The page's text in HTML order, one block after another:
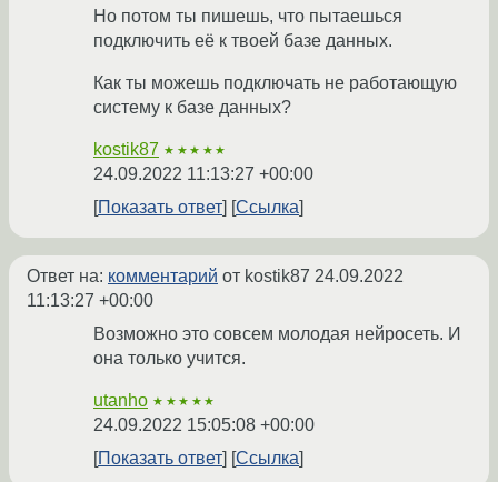
Но потом ты пишешь, что пытаешься
подключить её к твоей базе данных.
Как ты можешь подключать не работающую
систему к базе данных?
kostik87 ★★★★★
24.09.2022 11:13:27 +00:00
Показать ответ
Ссылка
Ответ на: комментарий от kostik87 24.09.2022
11:13:27 +00:00
Возможно это совсем молодая нейросеть. И
она только учится.
utanho ★★★★★
24.09.2022 15:05:08 +00:00
Показать ответ
Ссылка